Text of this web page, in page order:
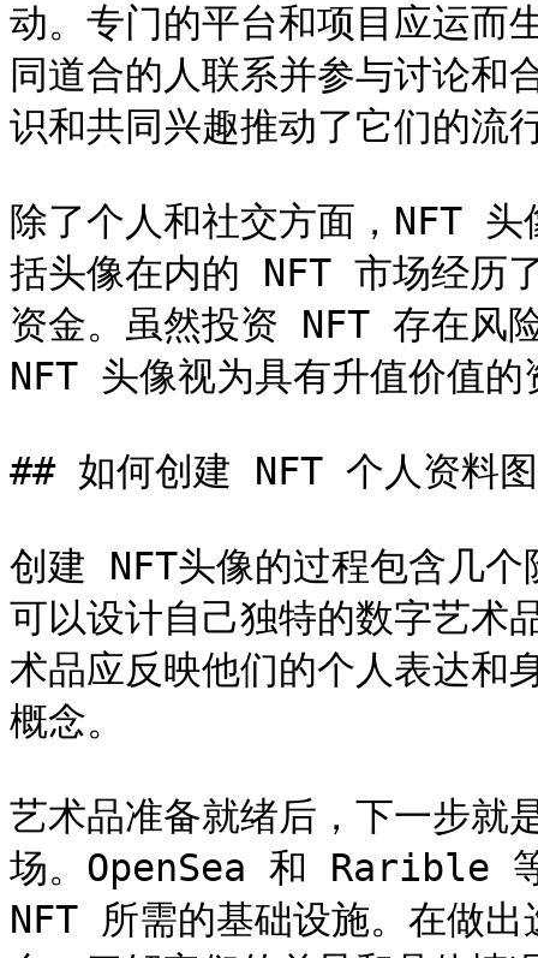
动。专门的平台和项目应运而
同道合的人联系并参与讨论
识和共同兴趣推动了它们的流
除了个人和社交方面，NFT
括头像在内的 NFT 市场经历
资金。虽然投资 NFT 存在风
NFT 头像视为具有升值价值的
## 如何创建 NFT 个人资料
创建 NFT头像的过程包含几
可以设计自己独特的数字艺术
术品应反映他们的个人表达和
概念。
艺术品准备就绪后，下一步就
场。OpenSea 和 Rarible 等
NFT 所需的基础设施。在做